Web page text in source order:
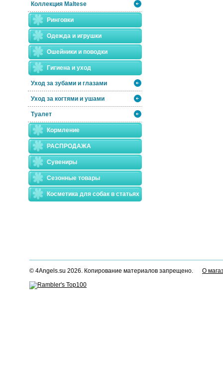
Коллекция Maltese
Ринговки
Одежда и игрушки
Ошейники и поводки
Гигиена и уход
Уход за зубами и глазами
Уход за когтями и ушами
Туалет
Кормление
РАСПРОДАЖА
Сувениры
Сезонные товары
Косметика для собак в статьях
© 4Angels.su 2026. Копирование материалов запрещено. О